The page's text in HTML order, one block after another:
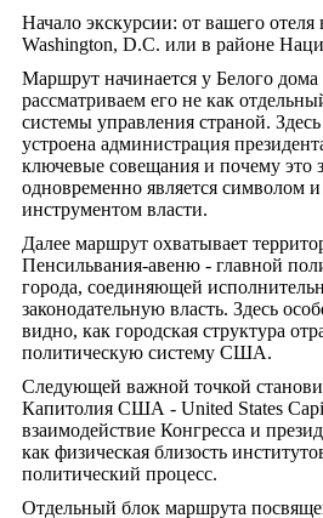
Начало экскурсии: от вашего отеля
Washington, D.C. или в районе
Маршрут начинается у Белого
рассматриваем его не как
системы управления страной. Здесь
устроена администрация
ключевые совещания и почему это
одновременно является символом
инструментом власти.
Далее маршрут охватывает
Пенсильвания-авеню - главной
города, соединяющей
законодательную власть. Здесь
видно, как городская структура
политическую систему США.
Следующей важной точкой
Капитолия США - United States
взаимодействие Конгресса и
как физическая близость
политический процесс.
Отдельный блок маршрута